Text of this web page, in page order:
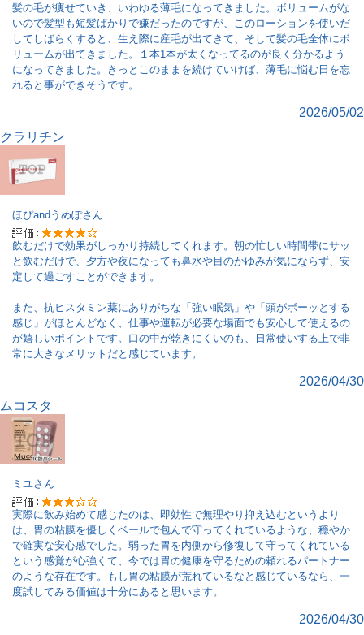
髪の毛が痩せていき、いわゆる薄毛になってきました。ボリュームがな
いので髪型も短髪ばかりで嫌だったのですが、このローションを使いだ
してしばらくすると、生え際に産毛が出てきて、そして髪の毛全体にボ
リュームが出てきました。１本1本が太くなってるのが良く分かるよう
になってきました。きっとこのままを続けていけば、薄毛に悩む日を忘
れると事ができそうです。
2026/05/02
クラリチン
ほぴandうめぽさん
飲むだけで効果がしっかり持続してくれます。朝の忙しい時間帯にサッ
と飲むだけで、夕方や夜になっても鼻水や目のかゆみが気にならず、安
定して過ごすことができます。
また、抗ヒスタミン薬にありがちな「強い眠気」や「頭がボーッとする
感じ」がほとんどなく、仕事や運転が必要な場面でも安心して使えるの
が嬉しいポイントです。口の中が乾きにくいのも、日常使いする上で非
常に大きなメリットだと感じています。
2026/04/30
ムコスタ
ミユさん
実際に飲み始めて感じたのは、即効性で無理やり抑え込むというより
は、胃の粘膜を優しくベールで包んで守ってくれているような、穏やか
で確実な安心感でした。弱った胃を内側から修復して守ってくれている
という感覚が心強くて、今では胃の健康を守るための頼れるパートナー
のような存在です。もし胃の粘膜が荒れているなと感じているなら、一
度試してみる価値は十分にあると思います。
2026/04/30